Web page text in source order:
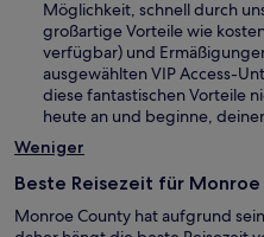
Möglichkeit, schnell durch
großartige Vorteile wie
verfügbar) und
ausgewählten VIP Access-
diese fantastischen Vorteile
heute an und beginne,
Weniger
Beste Reisezeit für
Monroe County hat aufgrund